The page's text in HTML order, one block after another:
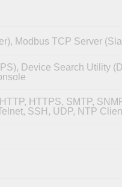
Modbus TCP Server
Device Search Utility
HTTPS, SMTP,
SSH, UDP, NTP